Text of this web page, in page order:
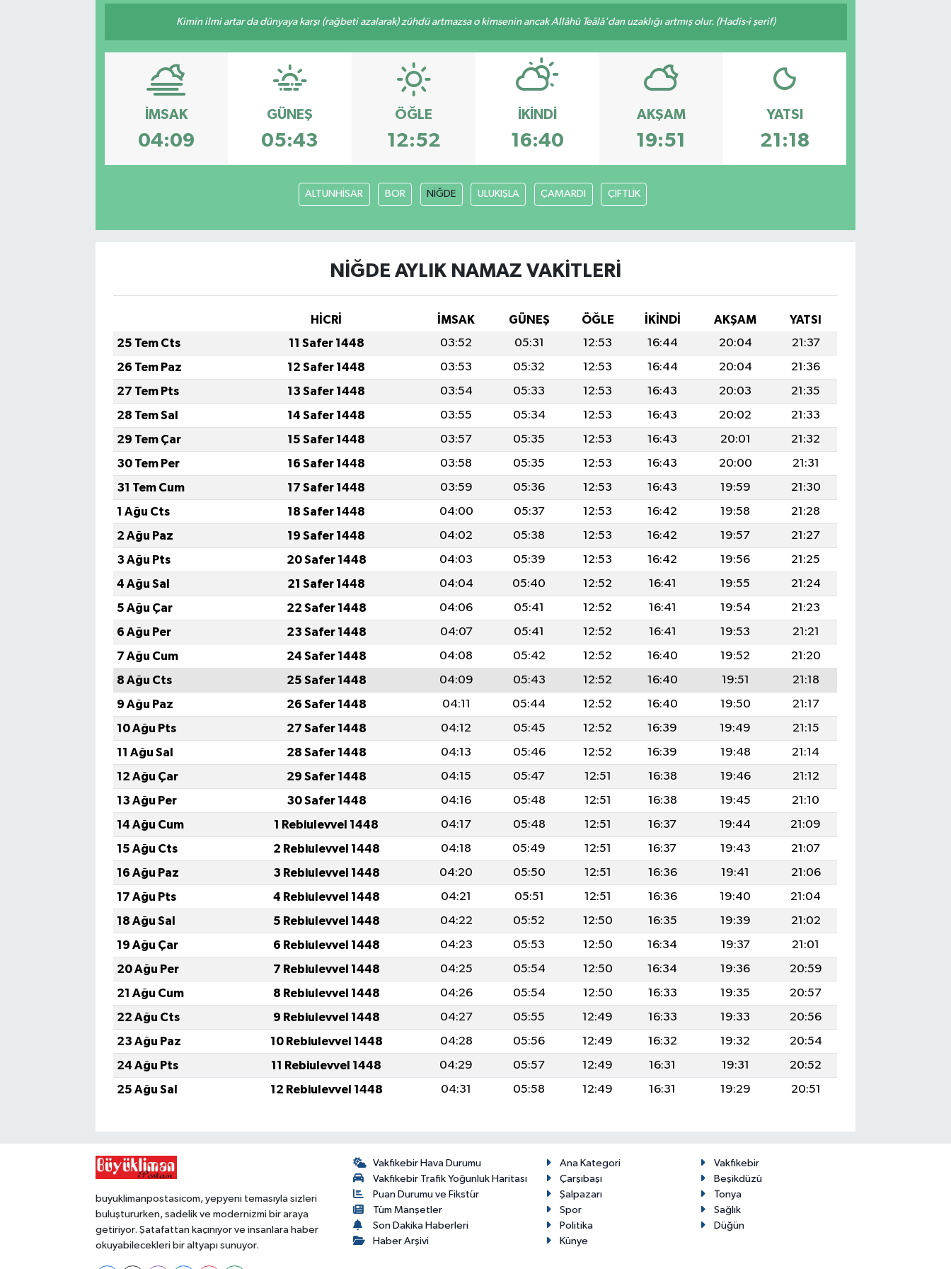
Kimin ilmi artar da dünyaya karşı (rağbeti azalarak) zühdü artmazsa o kimsenin ancak Allâhü Teâlâ'dan uzaklığı artmış olur. (Hadis-i şerif)
İMSAK
04:09
GÜNEŞ
05:43
ÖĞLE
12:52
İKINDI
16:40
AKŞAM
19:51
YATSI
21:18
ALTUNHİSAR BOR NİĞDE ULUKIŞLA ÇAMARDI ÇİFTLİK
NİĞDE AYLIK NAMAZ VAKITLERI
HİCRİ İMSAK GÜNEŞ ÖĞLE İKINDI AKŞAM
YATSI
25 Tem Cts
11 Safer 1448 03:52 05:31 12:53 16:44 20:04
21:37
26 Tem Paz
12 Safer 1448 03:53 05:32 12:53 16:44 20:04
21:36
27 Tem Pts
13 Safer 1448 03:54 05:33 12:53 16:43 20:03
21:35
28 Tem Sal
14 Safer 1448 03:55 05:34 12:53 16:43 20:02
21:33
29 Tem Çar
15 Safer 1448 03:57 05:35 12:53 16:43 20:01
21:32
30 Tem Per
16 Safer 1448 03:58 05:35 12:53 16:43 20:00
21:31
31 Tem Cum
17 Safer 1448 03:59 05:36 12:53 16:43 19:59
21:30
1 Ağu Cts
18 Safer 1448 04:00 05:37 12:53 16:42 19:58
21:28
2 Ağu Paz
19 Safer 1448 04:02 05:38 12:53 16:42 19:57
21:27
3 Ağu Pts
20 Safer 1448 04:03 05:39 12:53 16:42 19:56
21:25
4 Ağu Sal
21 Safer 1448 04:04 05:40 12:52 16:41 19:55
21:24
5 Ağu Çar
22 Safer 1448 04:06 05:41 12:52 16:41 19:54
21:23
6 Ağu Per
23 Safer 1448 04:07 05:41 12:52 16:41 19:53
21:21
7 Ağu Cum
24 Safer 1448 04:08 05:42 12:52 16:40 19:52
21:20
8 Ağu Cts
25 Safer 1448 04:09 05:43 12:52 16:40 19:51
21:18
9 Ağu Paz
26 Safer 1448 04:11 05:44 12:52 16:40 19:50
21:17
10 Ağu Pts
27 Safer 1448 04:12 05:45 12:52 16:39 19:49
21:15
11 Ağu Sal
28 Safer 1448 04:13 05:46 12:52 16:39 19:48
21:14
12 Ağu Çar
29 Safer 1448 04:15 05:47 12:51 16:38 19:46
21:12
13 Ağu Per
30 Safer 1448 04:16 05:48 12:51 16:38 19:45
21:10
14 Ağu Cum
1 Rebiulevvel 1448 04:17 05:48 12:51 16:37 19:44
21:09
15 Ağu Cts
2 Rebiulevvel 1448 04:18 05:49 12:51 16:37 19:43
21:07
16 Ağu Paz
3 Rebiulevvel 1448 04:20 05:50 12:51 16:36 19:41
21:06
17 Ağu Pts
4 Rebiulevvel 1448 04:21 05:51 12:51 16:36 19:40
21:04
18 Ağu Sal
5 Rebiulevvel 1448 04:22 05:52 12:50 16:35 19:39
21:02
19 Ağu Çar
6 Rebiulevvel 1448 04:23 05:53 12:50 16:34 19:37
21:01
20 Ağu Per
7 Rebiulevvel 1448 04:25 05:54 12:50 16:34 19:36
20:59
21 Ağu Cum
8 Rebiulevvel 1448 04:26 05:54 12:50 16:33 19:35
20:57
22 Ağu Cts
9 Rebiulevvel 1448 04:27 05:55 12:49 16:33 19:33
20:56
23 Ağu Paz
10 Rebiulevvel 1448 04:28 05:56 12:49 16:32 19:32
20:54
24 Ağu Pts
11 Rebiulevvel 1448 04:29 05:57 12:49 16:31 19:31
20:52
25 Ağu Sal
12 Rebiulevvel 1448 04:31 05:58 12:49 16:31 19:29 20:51
buyuklimanpostasicom, yepyeni temasıyla sizleri
buluştururken, sadelik ve modernizmi bir araya
getiriyor. Şatafattan kaçınıyor ve insanlara haber
okuyabilecekleri bir altyapı sunuyor.
Vakfıkebir Hava Durumu
Vakfıkebir Trafik Yoğunluk Haritası
Puan Durumu ve Fikstür
Tüm Manşetler
Son Dakika Haberleri
Haber Arşivi
Ana Kategori
Vakfıkebir
Çarşıbaşı
Beşikdüzü
Şalpazarı
Tonya
Spor
Sağlık
Politika
Düğün
Künye